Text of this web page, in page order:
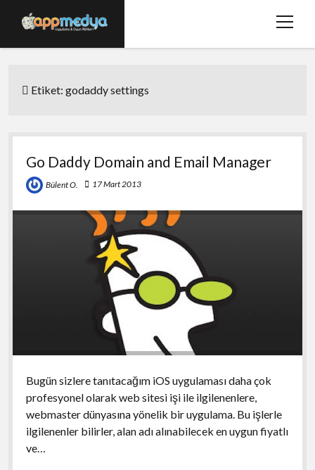
menüyü
Hakkımızda
twitterfacebook
Etiket:godaddy settings
Go Daddy Domain and Email Manager
Bülent O. 17 Mart 2013
Bugün sizlere tanıtacağım iOS uygulaması daha çok
profesyonel olarak web sitesi işi ile ilgilenenlere,
webmaster dünyasına yönelik bir uygulama. Bu işlerle
ilgilenenler bilirler, alan adı alınabilecek en uygun fiyatlı
ve…